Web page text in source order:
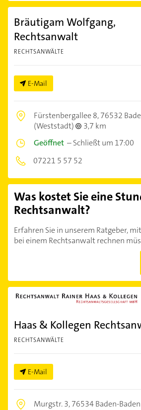
Bräutigam Wolfgang,
Rechtsanwalt
RECHTSANWÄLTE
E-Mail
Fürstenbergallee 8,76532
(Weststadt)
3,7 km
Geöffnet –Schließt um 17:00
07221 5 57 52
Was kostet Sie eine
Rechtsanwalt?
Erfahren Sie in unserem Ratgeber,
bei einem Rechtsanwalt rechnen
Haas & Kollegen
RECHTSANWÄLTE
E-Mail
Murgstr. 3,76534 Baden-Baden